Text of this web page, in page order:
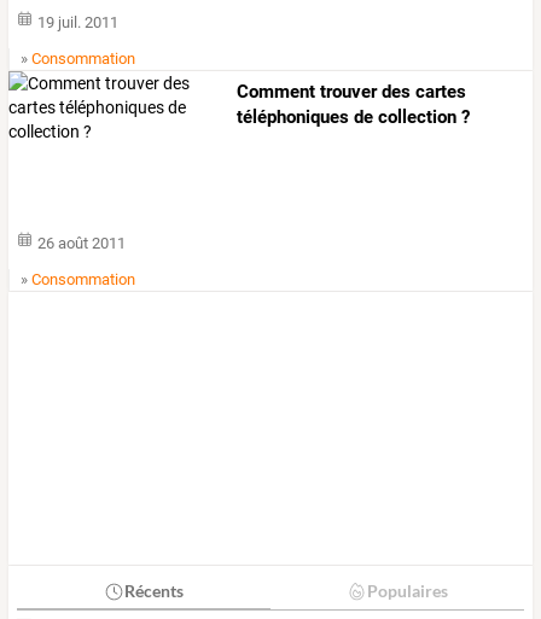
19 juil. 2011
»Consommation
Comment trouver des cartes
téléphoniques de collection ?
26 août 2011
»Consommation
Récents Populaires